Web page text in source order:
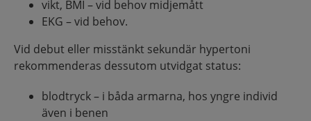
vikt, BMI – vid behov midjemått
EKG – vid behov.
Vid debut eller misstänkt sekundär hypertoni
rekommenderas dessutom utvidgat status:
blodtryck – i båda armarna, hos yngre individ
även i benen